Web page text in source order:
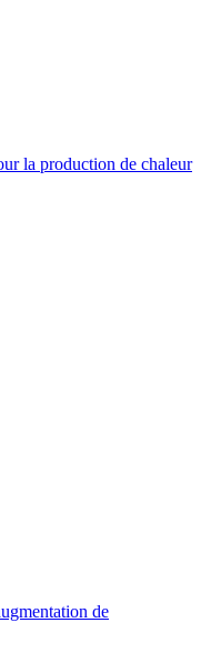
la production de chaleur
de